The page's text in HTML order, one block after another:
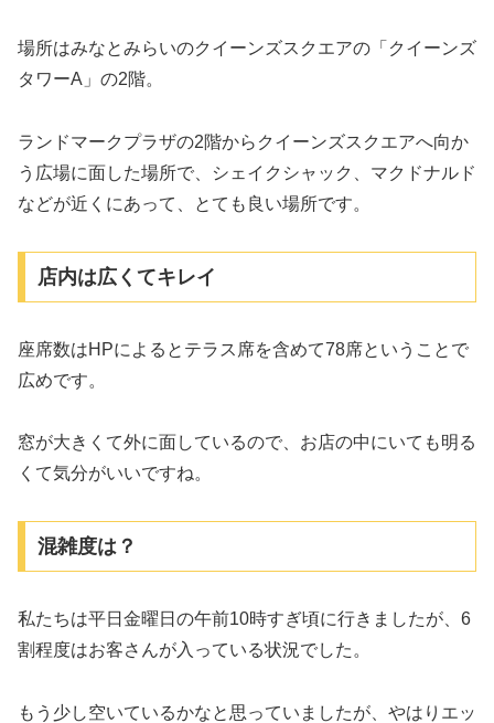
場所はみなとみらいのクイーンズスクエアの「クイーンズ
タワーA」の2階。
ランドマークプラザの2階からクイーンズスクエアへ向か
う広場に面した場所で、シェイクシャック、マクドナルド
などが近くにあって、とても良い場所です。
店内は広くてキレイ
座席数はHPによるとテラス席を含めて78席ということで
広めです。
窓が大きくて外に面しているので、お店の中にいても明る
くて気分がいいですね。
混雑度は？
私たちは平日金曜日の午前10時すぎ頃に行きましたが、6
割程度はお客さんが入っている状況でした。
もう少し空いているかなと思っていましたが、やはりエッ